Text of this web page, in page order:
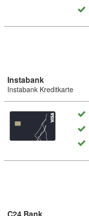
Instabank
Instabank Kreditkarte